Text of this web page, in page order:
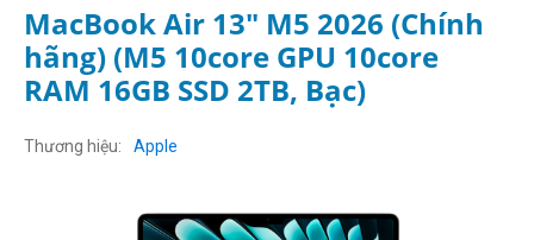
MacBook Air 13" M5 2026 (Chính
hãng) (M5 10core GPU 10core
RAM 16GB SSD 2TB, Bạc)
Thương hiệu Apple